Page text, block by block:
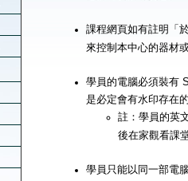
課程網頁如有註明「
來控制本中心的器材
學員的電腦必須裝有
是必定會有水印存在
註：學員的英
後在家觀看課
學員只能以同一部電